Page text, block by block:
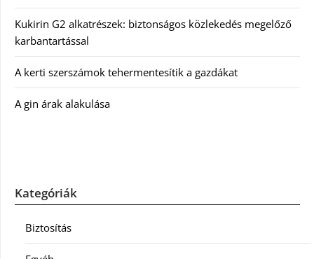
Kukirin G2 alkatrészek: biztonságos közlekedés megelőző
karbantartással
A kerti szerszámok tehermentesítik a gazdákat
A gin árak alakulása
Kategóriák
Biztosítás